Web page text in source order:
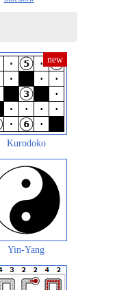
Kurodoko
Yin-Yang